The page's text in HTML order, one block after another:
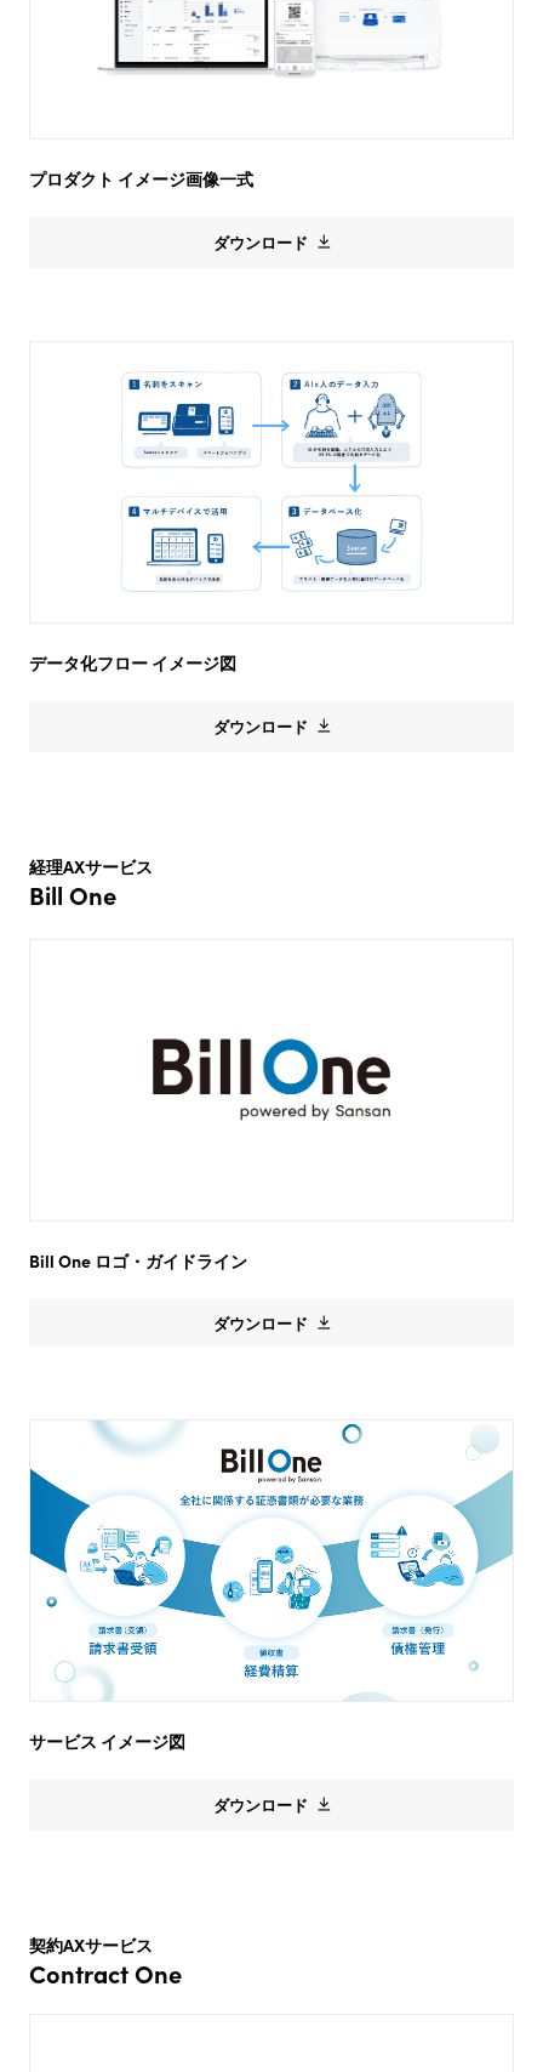
プロダクト イメージ画像一式
ダウンロード
データ化フロー イメージ図
ダウンロード
経理AXサービス
Bill One
Bill One ロゴ・ガイドライン
ダウンロード
サービス イメージ図
ダウンロード
契約AXサービス
Contract One